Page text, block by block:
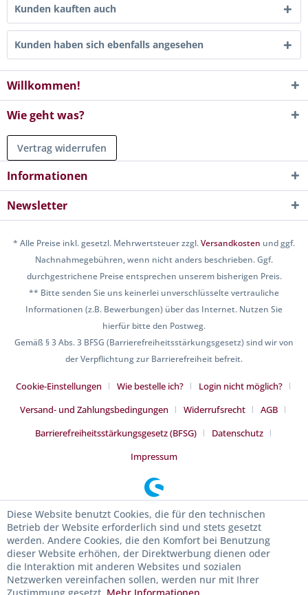
Kunden kauften auch
Kunden haben sich ebenfalls angesehen
Willkommen!
Wie geht was?
Vertrag widerrufen
Informationen
Newsletter
* Alle Preise inkl. gesetzl. Mehrwertsteuer zzgl.Versandkosten und ggf.
Nachnahmegebühren, wenn nicht anders beschrieben. Ggf.
durchgestrichene Preise entsprechen unserem bisherigen Preis.
** Bitte senden Sie uns keinerlei unverschlüsselte vertrauliche
Informationen (z.B. Bewerbungen) über das Internet. Nutzen Sie
hierfür bitte den Postweg.
Gemäß § 3 Abs. 3 BFSG (Barrierefreiheitsstärkungsgesetz) sind wir von
der Verpflichtung zur Barrierefreiheit befreit.
Cookie-Einstellungen Wie bestelle ich?
Login nicht möglich?
Versand- und Zahlungsbedingungen
Widerrufsrecht
AGB
Barrierefreiheitsstärkungsgesetz (BFSG)
Datenschutz
Impressum
Diese Website benutzt Cookies, die für den technischen
Betrieb der Website erforderlich sind und stets gesetzt
werden. Andere Cookies, die den Komfort bei Benutzung
dieser Website erhöhen, der Direktwerbung dienen oder
die Interaktion mit anderen Websites und sozialen
Netzwerken vereinfachen sollen, werden nur mit Ihrer